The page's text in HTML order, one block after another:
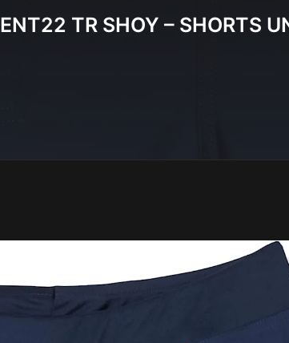
ENT22 TR SHOY – SHORTS